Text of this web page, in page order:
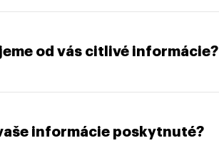
od vás citlivé informácie?
informácie poskytnuté?